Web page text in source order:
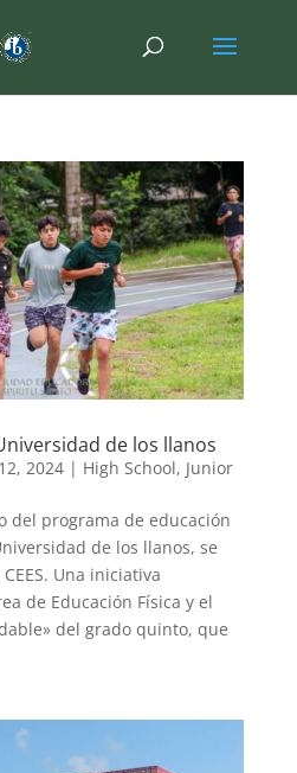
de los llanos
2024| High School, Junior
del programa de educación
de los llanos, se
Una iniciativa
de Educación Física y el
del grado quinto, que